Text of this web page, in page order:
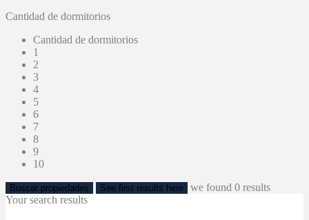
Cantidad de dormitorios
Cantidad de dormitorios
1
2
3
4
5
6
7
8
9
10
Buscar propiedades See first results here we found 0 results
Your search results